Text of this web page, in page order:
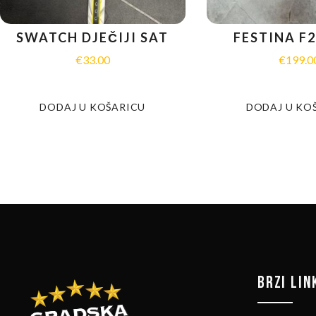
SWATCH DJEČIJI SAT
€33.00
DODAJ U KOŠARICU
FESTINA
€
DODAJ U
BRZI